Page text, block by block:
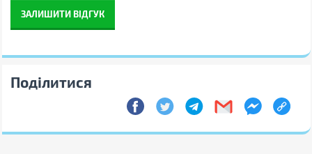
ЗАЛИШИТИ ВІДГУК
Поділитися